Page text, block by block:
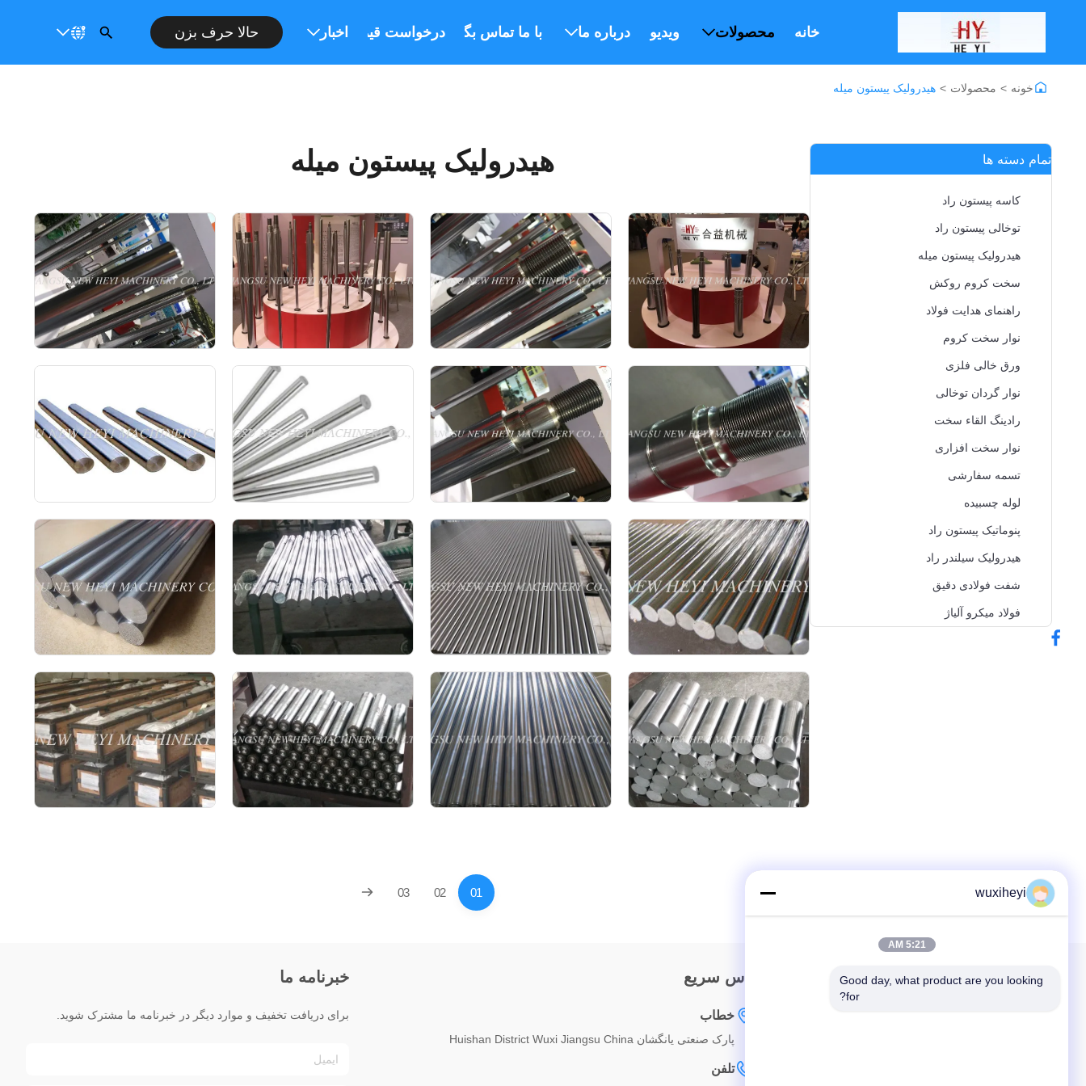
خانه محصولات ویدیو درباره ما با ما تماس بگیریددرخواست قیمت اخبار حالا حرف بزن
خونه > محصولات > هیدرولیک پیستون میله
تمام دسته ها
کاسه پیستون راد
توخالی پیستون راد
هیدرولیک پیستون میله
سخت کروم روکش
راهنمای هدایت فولاد
نوار سخت کروم
ورق خالی فلزی
نوار گردان توخالی
رادینگ القاء سخت
نوار سخت افزاری
تسمه سفارشی
لوله چسبیده
پنوماتیک پیستون راد
هیدرولیک سیلندر راد
شفت فولادی دقیق
فولاد میکرو آلیاژ
هیدرولیک پیستون میله
01
02
03
لینک سریع تماس سریع
خطاب
پارک صنعتی یانگشان Huishan District Wuxi Jiangsu China
تلفن
خبرنامه ما
برای دریافت تخفیف و موارد دیگر در خبرنامه ما مشترک شوید.
wuxiheyi
5:21 AM
Good day, what product are you looking
for?